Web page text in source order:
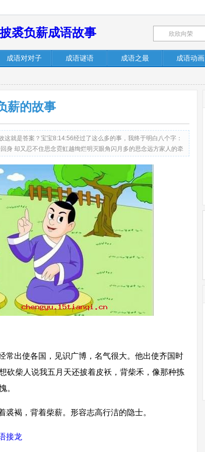
披裘负薪成语故事
成语对对子 成语谜语 成语之最 成语动画
薪的故事
这就是答案？宝宝8:14:56经过了这么多的事，我终于明白八个字：
身 却又忍不住思念霓虹越绚烂明灭眼角闪月多的思念远方家人的牵
都叫人心碎也许未来的一天我已经学会不过节我学会想念和你们在
家人快乐的那天月圆的好无奈我怎么看都戒不掉思念当初那些画面
回忆侵蚀心田一个人慢慢习惯所有情节有一份牵挂无论到了那里都
常出使各国，见识广博，名气很大。他出使齐国时
砍柴人说我五月天还披着皮袄，背柴禾，像那种拣
。
裘褐，背着柴薪。形容志高行洁的隐士。
接龙